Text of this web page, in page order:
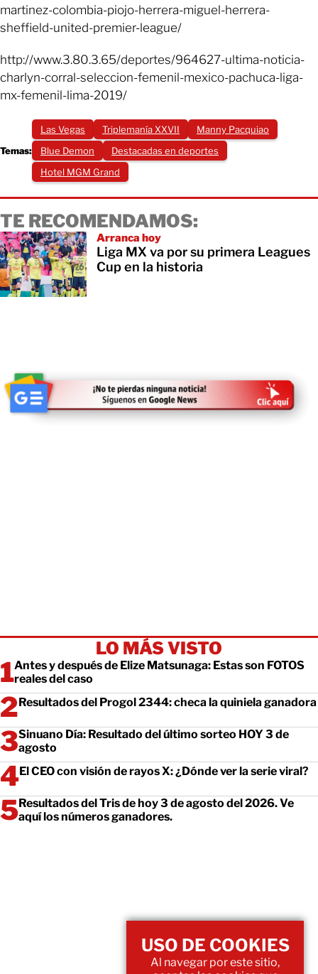
martinez-colombia-piojo-herrera-miguel-herrera-
sheffield-united-premier-league/
http://www.3.80.3.65/deportes/964627-ultima-noticia-
charlyn-corral-seleccion-femenil-mexico-pachuca-liga-
mx-femenil-lima-2019/
Temas:
Las Vegas Triplemanía XXVII
Manny Pacquiao
Blue Demon
Destacadas en deportes
Hotel MGM Grand
TE RECOMENDAMOS:
Arranca hoy
Liga MX va por su primera Leagues
Cup en la historia
LO MÁS VISTO
Antes y después de Elize Matsunaga: Estas son FOTOS
reales del caso
Resultados del Progol 2344: checa la quiniela ganadora
Sinuano Día: Resultado del último sorteo HOY 3 de
agosto
El CEO con visión de rayos X: ¿Dónde ver la serie viral?
Resultados del Tris de hoy 3 de agosto del 2026. Ve
aquí los números ganadores.
USO DE COOKIES
Al navegar por este sitio,